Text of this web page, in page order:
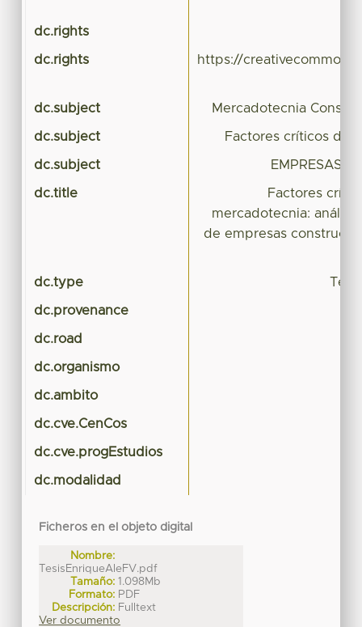
dc.rights
dc.rights https://
dc.subject Mercadotecnia
dc.subject Factores críticos de
dc.subject EMPRESAS
dc.title
Factores
mercadotecnia:
de empresas
dc.type
dc.provenance
dc.road
dc.organismo
dc.ambito
dc.cve.CenCos
dc.cve.progEstudios
dc.modalidad
Ficheros en el objeto digital
Nombre:
TesisEnriqueAleFV.pdf
Tamaño: 1.098Mb
Formato: PDF
Descripción: Fulltext
Ver documento